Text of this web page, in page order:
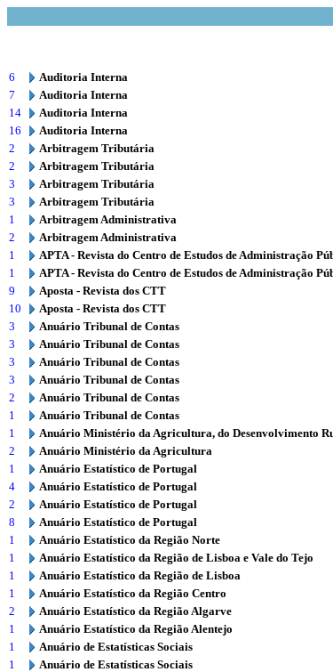
6
Auditoria Interna
7
Auditoria Interna
14
Auditoria Interna
16
Auditoria Interna
2
Arbitragem Tributária
2
Arbitragem Tributária
3
Arbitragem Tributária
3
Arbitragem Tributária
1
Arbitragem Administrativa
2
Arbitragem Administrativa
1
APTA - Revista do Centro de Estudos de Administração
1
APTA - Revista do Centro de Estudos de Administração
9
Aposta - Revista dos CTT
10
Aposta - Revista dos CTT
3
Anuário Tribunal de Contas
3
Anuário Tribunal de Contas
3
Anuário Tribunal de Contas
3
Anuário Tribunal de Contas
2
Anuário Tribunal de Contas
1
Anuário Tribunal de Contas
1
Anuário Ministério da Agricultura, do Desenvolvimento
2
Anuário Ministério da Agricultura
1
Anuário Estatístico de Portugal
4
Anuário Estatístico de Portugal
2
Anuário Estatístico de Portugal
8
Anuário Estatístico de Portugal
1
Anuário Estatístico da Região Norte
1
Anuário Estatístico da Região de Lisboa e Vale do Tejo
1
Anuário Estatístico da Região de Lisboa
1
Anuário Estatístico da Região Centro
2
Anuário Estatístico da Região Algarve
1
Anuário Estatístico da Região Alentejo
1
Anuário de Estatísticas Sociais
1
Anuário de Estatísticas Sociais